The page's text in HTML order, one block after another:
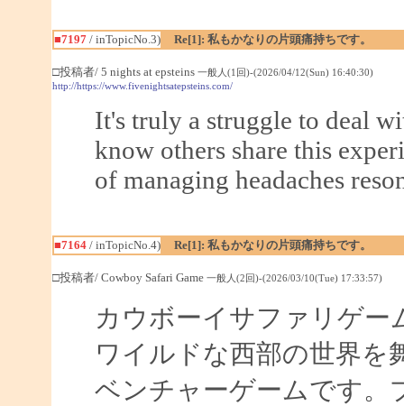
■7197/ inTopicNo.3) Re[1]: 私もかなりの片頭痛持ちです。
□投稿者/ 5 nights at epsteins 一般人(1回)-(2026/04/12(Sun) 16:40:30)
http://https://www.fivenightsatepsteins.com/
It's truly a struggle to deal
know others share this
of managing headaches
■7164/ inTopicNo.4) Re[1]: 私もかなりの片頭痛持ちです。
□投稿者/ Cowboy Safari Game 一般人(2回)-(2026/03/10(Tue) 17:33:57)
カウボーイサファリゲー
ワイルドな西部の世界
ベンチャーゲームです。